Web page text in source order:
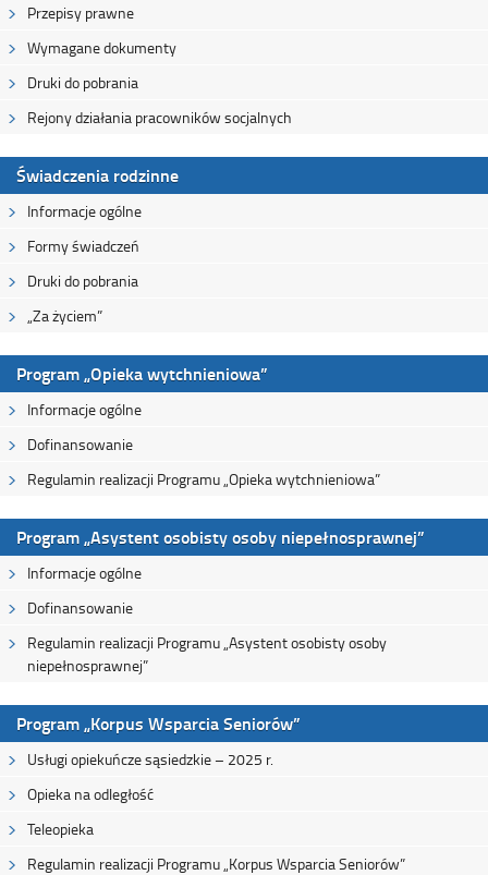
Przepisy prawne
Wymagane dokumenty
Druki do pobrania
Rejony działania pracowników socjalnych
Świadczenia rodzinne
Informacje ogólne
Formy świadczeń
Druki do pobrania
„Za życiem”
Program „Opieka wytchnieniowa”
Informacje ogólne
Dofinansowanie
Regulamin realizacji Programu „Opieka wytchnieniowa”
Program „Asystent osobisty osoby niepełnosprawnej”
Informacje ogólne
Dofinansowanie
Regulamin realizacji Programu „Asystent osobisty osoby
niepełnosprawnej”
Program „Korpus Wsparcia Seniorów”
Usługi opiekuńcze sąsiedzkie – 2025 r.
Opieka na odległość
Teleopieka
Regulamin realizacji Programu „Korpus Wsparcia Seniorów”